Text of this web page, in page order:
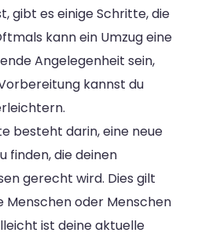
gibt es einige Schritte, die
kann ein Umzug eine
Angelegenheit sein,
kannst du
besteht darin, eine neue
finden, die deinen
gerecht wird. Dies gilt
oder Menschen
ist deine aktuelle